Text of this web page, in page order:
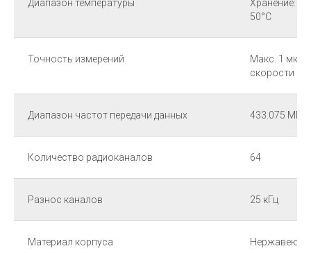
Диапазон температуры
Хранение:
50°C
Точность измерений
Макс. 1 мкм
скорости
Диапазон частот передачи данных 433.075 МГц
Количество радиоканалов 64
Разнос каналов 25 кГц
Материал корпуса